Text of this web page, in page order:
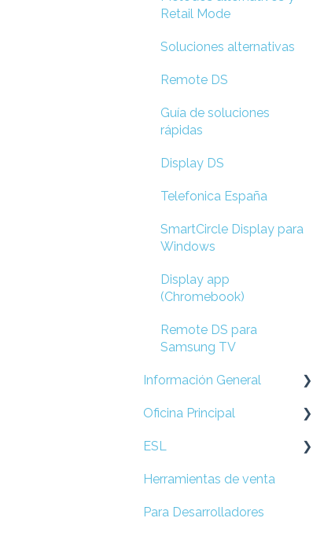
Retail Mode
Soluciones alternativas
Remote DS
Guía de soluciones
rápidas
Display DS
Telefonica España
SmartCircle Display para
Windows
Display app
(Chromebook)
Remote DS para
Samsung TV
Información General
Preguntas Frecuentes
Oficina Principal
Prepare su Red
Configuración de
ESL
Esl
Herramientas de venta
Para Desarrolladores